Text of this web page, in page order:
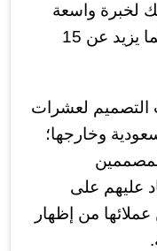
لخبرة واسعة
في مجال تصميم المواقع تمتد لما يزيد عن 15
التصميم لعشرات
وخارجها؛
عليهم على
من إظهار